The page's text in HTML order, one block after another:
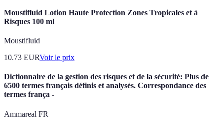
Moustifluid Lotion Haute Protection Zones Tropicales et à
Risques 100 ml
Moustifluid
10.73 EURVoir le prix
Dictionnaire de la gestion des risques et de la sécurité: Plus de
6500 termes français définis et analysés. Correspondance des
termes frança -
Ammareal FR